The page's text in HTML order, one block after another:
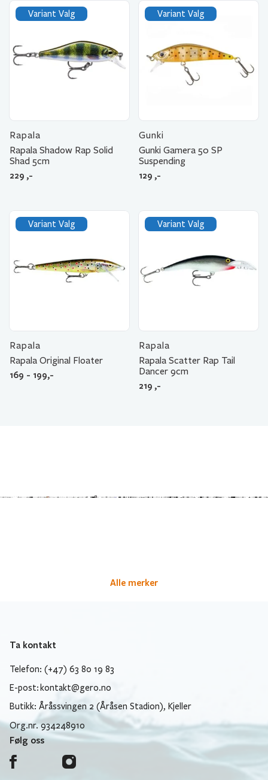
Variant Valg
Rapala
Rapala Shadow Rap Solid
Shad 5cm
229 ,-
Variant Valg
Gunki
Gunki Gamera 50 SP
Suspending
129 ,-
Variant Valg
Rapala
Rapala Original Floater
169 - 199,-
Variant Valg
Rapala
Rapala Scatter Rap Tail
Dancer 9cm
219 ,-
Alle merker
Ta kontakt
Telefon: (+47) 63 80 19 83
E-post: kontakt@gero.no
Butikk: Åråssvingen 2 (Åråsen Stadion), Kjeller
Org.nr. 934248910
Følg oss